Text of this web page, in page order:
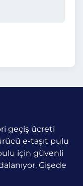
geçiş ücreti
e-taşıt pulu
için güvenli
Gişede